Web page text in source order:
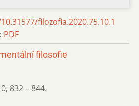
filozofia.2020.75.10.1
PDF
filosofie
, 832 – 844.